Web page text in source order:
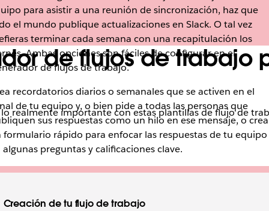
de flujos de trabajo
realmente importante con estas plantillas de flujo de
para asistir a una reunión de sincronización, haz que
el mundo publique actualizaciones en Slack. O tal vez
terminar cada semana con una recapitulación los
Ambas opciones son fáciles de configurar en el
de flujos de trabajo.
recordatorios diarios o semanales que se activen en el
de tu equipo y, o bien pide a todas las personas que
sus respuestas como un hilo en ese mensaje, o crea
formulario rápido para enfocar las respuestas de tu equipo
algunas preguntas y calificaciones clave.
Creación de tu flujo de trabajo